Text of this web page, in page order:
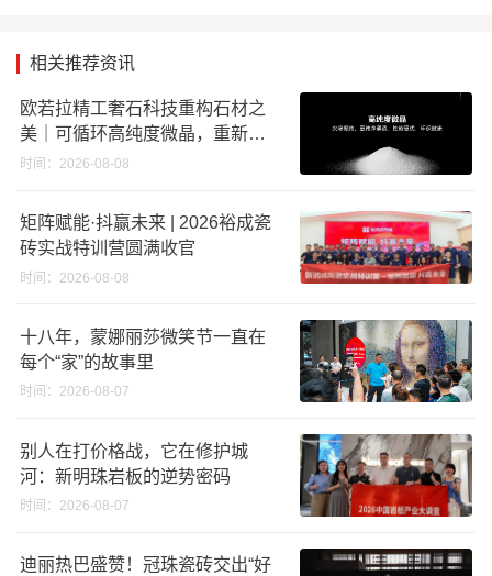
相关推荐资讯
欧若拉精工奢石科技重构石材之
美｜可循环高纯度微晶，重新定
义高端奢石原料
时间：2026-08-08
矩阵赋能·抖赢未来 | 2026裕成瓷
砖实战特训营圆满收官
时间：2026-08-08
十八年，蒙娜丽莎微笑节一直在
每个“家”的故事里
时间：2026-08-07
别人在打价格战，它在修护城
河：新明珠岩板的逆势密码
时间：2026-08-07
迪丽热巴盛赞！冠珠瓷砖交出“好